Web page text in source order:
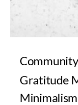
Gratitude
Minimalism